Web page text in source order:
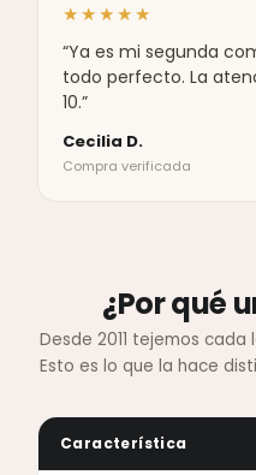
★★★★★
“Ya es mi segunda
todo perfecto. La
10.”
Cecilia D.
Compra verificada
¿Por qué
Desde 2011 tejemos
Esto es lo que la hace
Característica